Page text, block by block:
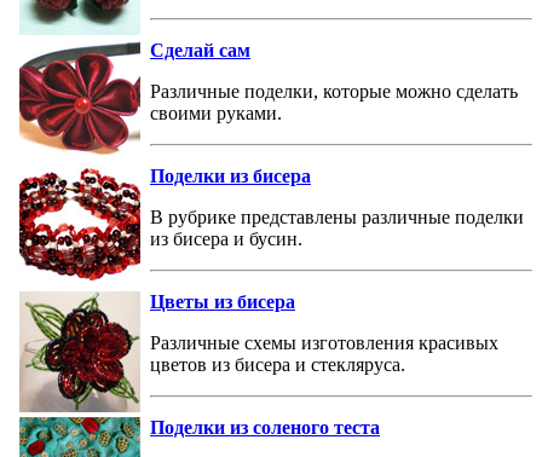
Сделай сам
Различные поделки, которые можно сделать
своими руками.
Поделки из бисера
В рубрике представлены различные поделки
из бисера и бусин.
Цветы из бисера
Различные схемы изготовления красивых
цветов из бисера и стекляруса.
Поделки из соленого теста